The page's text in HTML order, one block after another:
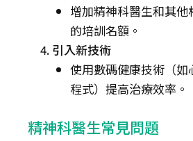
增加精神科醫生和其他
的培訓名額。
引入新技術
使用數碼健康技術（如
程式）提高治療效率。
精神科醫生常見問題